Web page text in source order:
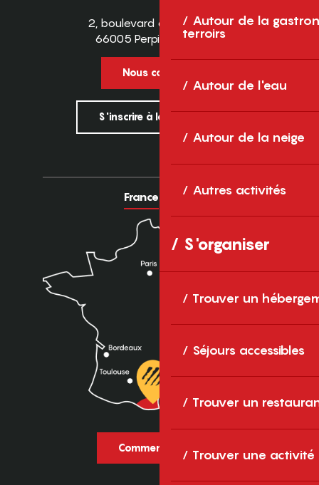
Autour de la
terroirs
Autour de l'eau
Autour de la neige
Autres activités
S'organiser
Trouver un
Séjours accessibles
Trouver un
Trouver une activité
2, boulevard des Pyrénées
66005 Perpignan Cedex
Nous contacter
S'inscrire à la newsletter
France Europe
Comment venir ?